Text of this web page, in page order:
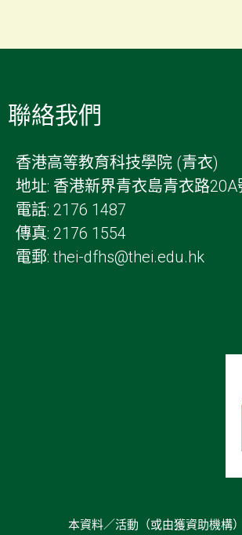
聯絡我們
香港高等教育科技學院 (青衣)
地址: 香港新界青衣島青衣路20A
電話: 2176 1487
傳真: 2176 1554
電郵: thei-dfhs@thei.edu.hk
本資料／活動（或由獲資助機構